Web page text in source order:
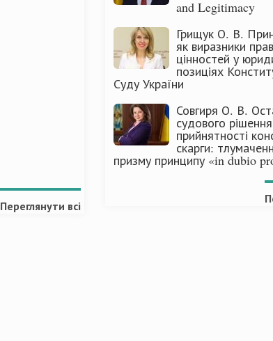
Переглянути всі
and Legitimacy
Грищук О. В.
як виразники
цінностей у
позиціях
Суду України
Совгиря О. В.
судового
прийнятності
скарги:
призму принципу «in dubio